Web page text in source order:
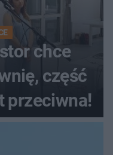
chce
część
przeciwna!